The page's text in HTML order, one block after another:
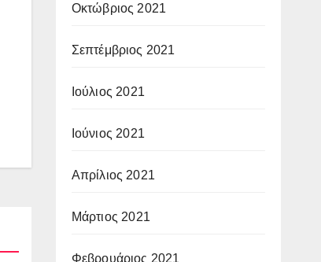
Οκτώβριος 2021
Σεπτέμβριος 2021
Ιούλιος 2021
Ιούνιος 2021
Απρίλιος 2021
Μάρτιος 2021
Φεβρουάριος 2021